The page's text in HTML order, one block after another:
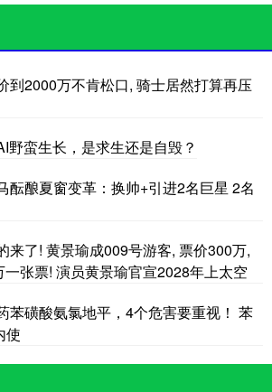
到2000万不肯松口, 骑士居然打算再压
野蛮生长，是求生还是自毁？
酝酿夏窗变革：换帅+引进2名巨星 2名
来了! 黄景瑜成009号游客, 票价300万,
张票! 演员黄景瑜官宣2028年上太空
苯磺酸氨氯地平，4个危害要重视！ 苯
使